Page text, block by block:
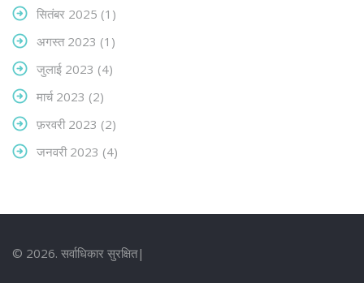
सितंबर 2025 (1)
अगस्त 2023 (1)
जुलाई 2023 (4)
मार्च 2023 (2)
फ़रवरी 2023 (2)
जनवरी 2023 (4)
© 2026. सर्वाधिकार सुरक्षित|